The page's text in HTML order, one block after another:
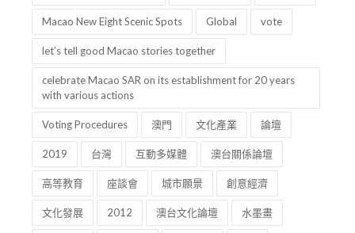
Macao New Eight Scenic Spots Global vote
let’s tell good Macao stories together
celebrate Macao SAR on its establishment for 20 years
with various actions
Voting Procedures 澳門 文化產業 論壇
2019 台灣 互動多媒體 澳台關係論壇
高等教育 座談會 城市願景 創意經濟
文化發展 2012 澳台文化論壇 水墨畫